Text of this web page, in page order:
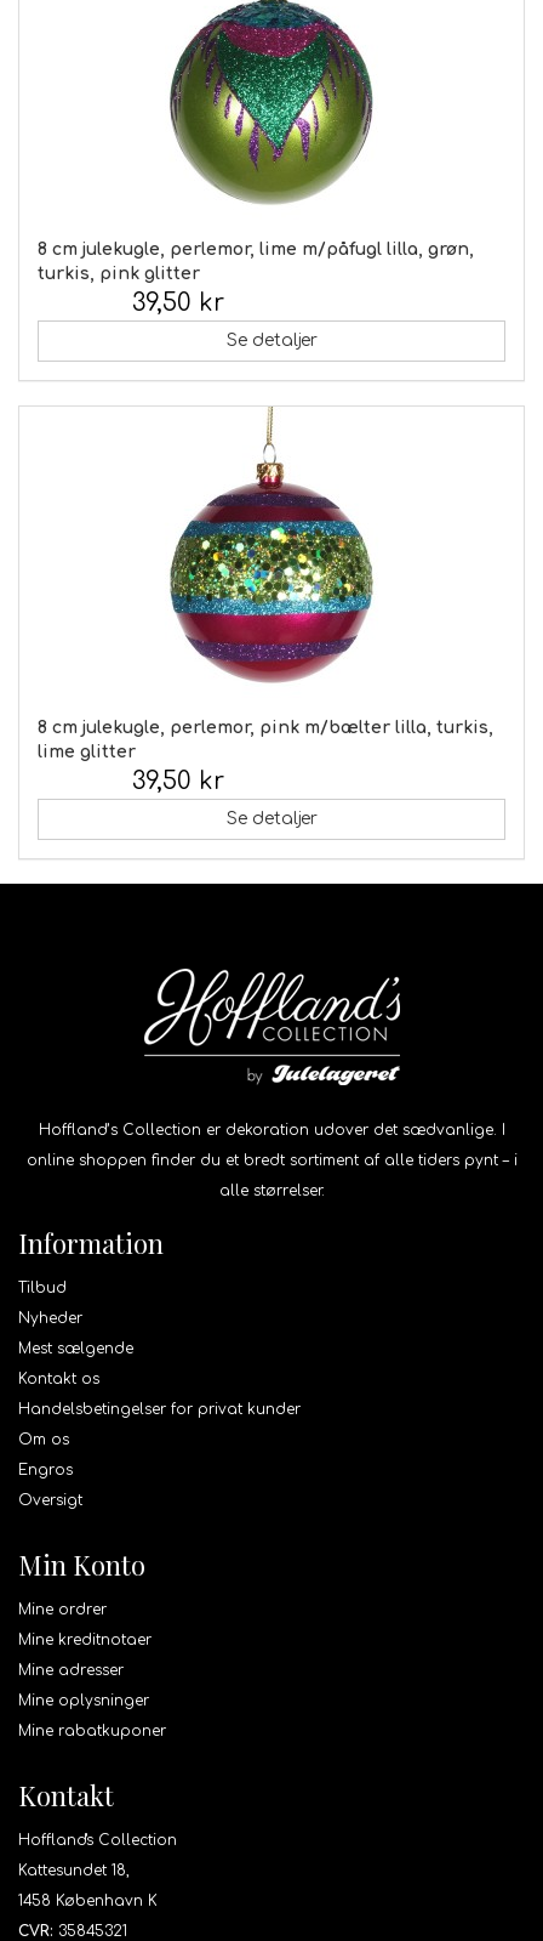
8 cm julekugle, perlemor, lime m/påfugl lilla, grøn,
turkis, pink glitter
39,50 kr
Se detaljer
8 cm julekugle, perlemor, pink m/bælter lilla, turkis,
lime glitter
39,50 kr
Se detaljer
Hoffland’s Collection er dekoration udover det sædvanlige. I
online shoppen finder du et bredt sortiment af alle tiders pynt – i
alle størrelser.
Information
Tilbud
Nyheder
Mest sælgende
Kontakt os
Handelsbetingelser for privat kunder
Om os
Engros
Oversigt
Min Konto
Mine ordrer
Mine kreditnotaer
Mine adresser
Mine oplysninger
Mine rabatkuponer
Kontakt
Hoffland's Collection
Kattesundet 18,
1458 København K
CVR: 35845321